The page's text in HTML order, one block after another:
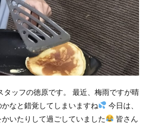
タッフの徳原です。 最近、梅雨ですが晴
なと錯覚してしまいますね
今日は、
いたりして過ごしていました
皆さん